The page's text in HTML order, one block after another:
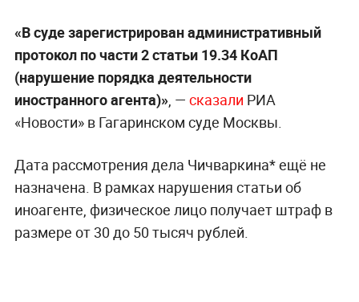
«В суде зарегистрирован административный
протокол по части 2 статьи 19.34 КоАП
(нарушение порядка деятельности
иностранного агента)», — сказали РИА
«Новости» в Гагаринском суде Москвы.
Дата рассмотрения дела Чичваркина* ещё не
назначена. В рамках нарушения статьи об
иноагенте, физическое лицо получает штраф в
размере от 30 до 50 тысяч рублей.